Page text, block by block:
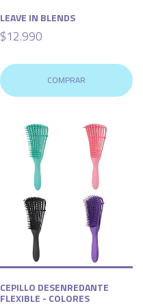
LEAVE IN BLENDS
$12.990
COMPRAR
CEPILLO DESENREDANTE
FLEXIBLE - COLORES